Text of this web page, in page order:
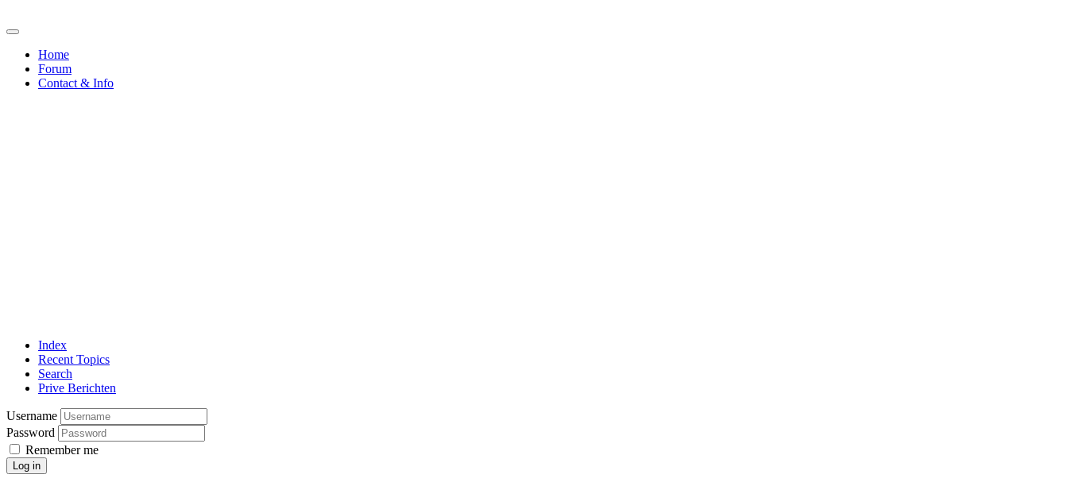
Home
Forum
Contact & Info
Index
Recent Topics
Search
Prive Berichten
Username
Password
Remember me
Log in